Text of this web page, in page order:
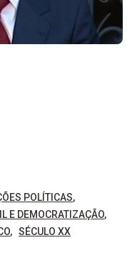
POLÍTICAS
E DEMOCRATIZAÇÃO
SÉCULO XX